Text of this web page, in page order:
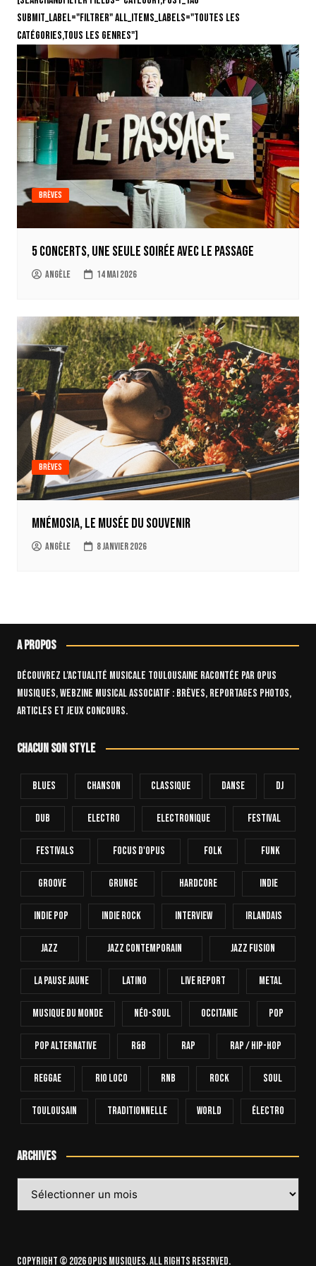
submit_label="Filtrer" all_items_labels="Toutes les
catégories,Tous les genres"]
Brèves
5 concerts, une seule soirée avec le Passage
Angèle 14 mai 2026
Brèves
Mnémosia, le musée du souvenir
Angèle 8 janvier 2026
A propos
Découvrez l’actualité musicale toulousaine racontée par OPUS
Musiques, webzine musical associatif : brèves, reportages photos,
articles et jeux concours.
Chacun son style
Blues Chanson Classique Danse Dj
Dub Electro Electronique FESTIVAL
Festivals Focus D'Opus Folk Funk
Groove Grunge Hardcore INDIE
Indie Pop Indie Rock Interview Irlandais
Jazz Jazz Contemporain Jazz Fusion
La Pause Jaune Latino Live Report Metal
Musique Du Monde Néo-Soul Occitanie Pop
Pop Alternative R&B Rap Rap / Hip-Hop
Reggae Rio Loco RnB Rock Soul
Toulousain Traditionnelle World Électro
Archives
Copyright © 2026 OPUS Musiques. All rights reserved.